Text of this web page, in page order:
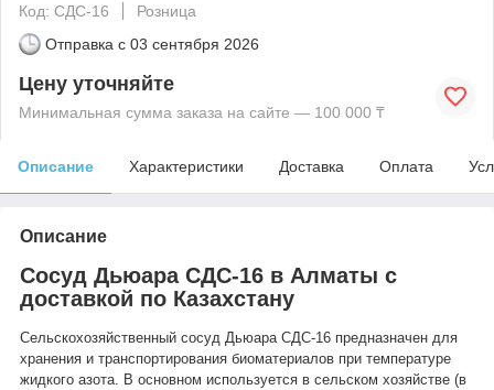
Код: СДС-16
Розница
Отправка с 03 сентября 2026
Цену уточняйте
Минимальная сумма заказа на сайте — 100 000 ₸
Описание Характеристики Доставка Оплата
Описание
Сосуд Дьюара СДС-16 в Алматы с
доставкой по Казахстану
Сельскохозяйственный сосуд Дьюара СДС-16 предназначен для
хранения и транспортирования биоматериалов при температуре
жидкого азота. В основном используется в сельском хозяйстве (в